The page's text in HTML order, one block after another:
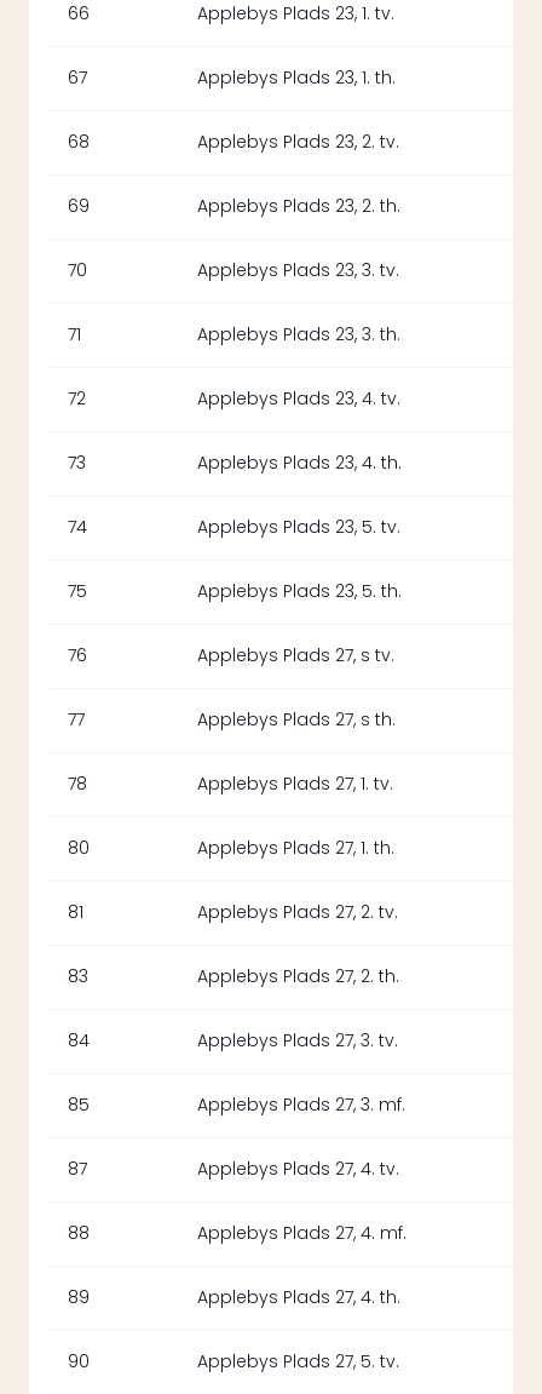
66 Applebys Plads 23, 1. tv.
67 Applebys Plads 23, 1. th.
68 Applebys Plads 23, 2. tv.
69 Applebys Plads 23, 2. th.
70 Applebys Plads 23, 3. tv.
71 Applebys Plads 23, 3. th.
72 Applebys Plads 23, 4. tv.
73 Applebys Plads 23, 4. th.
74 Applebys Plads 23, 5. tv.
75 Applebys Plads 23, 5. th.
76 Applebys Plads 27, s tv.
77 Applebys Plads 27, s th.
78 Applebys Plads 27, 1. tv.
80 Applebys Plads 27, 1. th.
81 Applebys Plads 27, 2. tv.
83 Applebys Plads 27, 2. th.
84 Applebys Plads 27, 3. tv.
85 Applebys Plads 27, 3. mf.
87 Applebys Plads 27, 4. tv.
88 Applebys Plads 27, 4. mf.
89 Applebys Plads 27, 4. th.
90 Applebys Plads 27, 5. tv.